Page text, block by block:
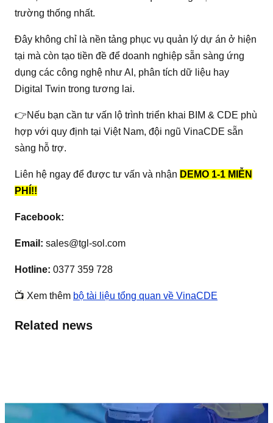
trường thống nhất.
Đây không chỉ là nền tảng phục vụ quản lý dự án ở hiện
tại mà còn tạo tiền đề để doanh nghiệp sẵn sàng ứng
dụng các công nghệ như AI, phân tích dữ liệu hay
Digital Twin trong tương lai.
👉Nếu bạn cần tư vấn lộ trình triển khai BIM & CDE phù
hợp với quy định tại Việt Nam, đội ngũ VinaCDE sẵn
sàng hỗ trợ.
Liên hệ ngay để được tư vấn và nhận DEMO 1-1 MIỄN
PHÍ!!
Facebook:
Email: sales@tgl-sol.com
Hotline: 0377 359 728
📺 Xem thêm bộ tài liệu tổng quan về VinaCDE
Related news